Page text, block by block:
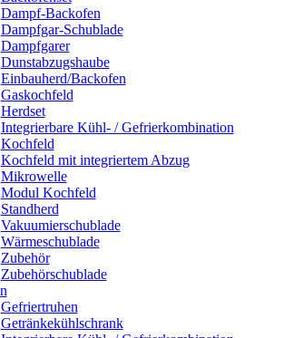
Dampf-Backofen
Dampfgar-Schublade
Dampfgarer
Dunstabzugshaube
Einbauherd/Backofen
Gaskochfeld
Herdset
Integrierbare Kühl- / Gefrierkombination
Kochfeld
Kochfeld mit integriertem Abzug
Mikrowelle
Modul Kochfeld
Standherd
Vakuumierschublade
Wärmeschublade
Zubehör
Zubehörschublade
Gefriertruhen
Getränkekühlschrank